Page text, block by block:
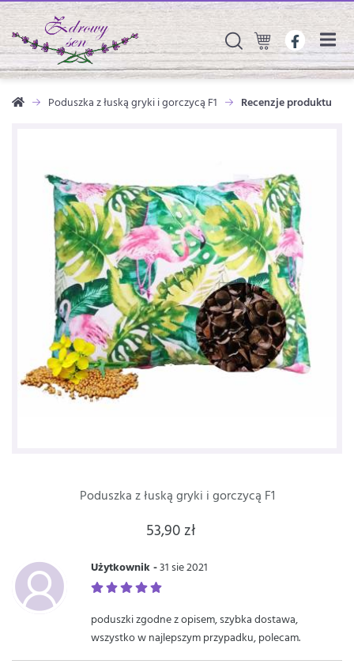
Poduszka z łuską gryki i gorczycą F1 Recenzje produktu
Poduszka z łuską gryki i gorczycą F1
53,90 zł
Użytkownik -31 sie 2021
poduszki zgodne z opisem, szybka dostawa,
wszystko w najlepszym przypadku, polecam.